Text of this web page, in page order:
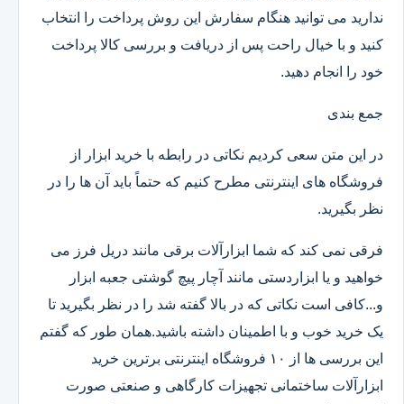
ندارید می توانید هنگام سفارش این روش پرداخت را انتخاب
کنید و با خیال راحت پس از دریافت و بررسی کالا پرداخت
خود را انجام دهید.
جمع بندی
در این متن سعی کردیم نکاتی در رابطه با خرید ابزار از
فروشگاه های اینترنتی مطرح کنیم که حتماً باید آن ها را در
نظر بگیرید.
فرقی نمی کند که شما ابزارآلات برقی مانند دریل فرز می
خواهید و یا ابزاردستی مانند آچار پیچ گوشتی جعبه ابزار
و...کافی است نکاتی که در بالا گفته شد را در نظر بگیرید تا
یک خرید خوب و با اطمینان داشته باشید.همان طور که گفتم
این بررسی ها از ۱۰ فروشگاه اینترنتی برترین خرید
ابزارآلات ساختمانی تجهیزات کارگاهی و صنعتی صورت